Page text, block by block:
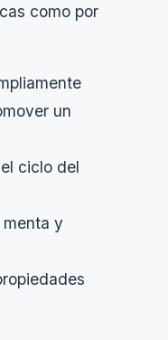
como por
un
ciclo del
y